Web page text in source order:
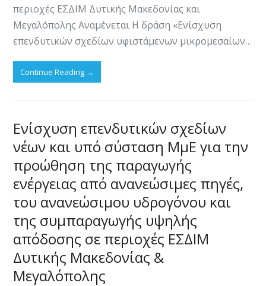
περιοχές ΕΣΔΙΜ Δυτικής Μακεδονίας και
Μεγαλόπολης Αναμένεται Η δράση «Ενίσχυση
επενδυτικών σχεδίων υφιστάμενων μικρομεσαίων…
Continue Reading →
Ενίσχυση επενδυτικών σχεδίων
νέων και υπό σύσταση ΜμΕ για την
προώθηση της παραγωγής
ενέργειας από ανανεώσιμες πηγές,
του ανανεώσιμου υδρογόνου και
της συμπαραγωγής υψηλής
απόδοσης σε περιοχές ΕΣΔΙΜ
Δυτικής Μακεδονίας &
Μεγαλόπολης